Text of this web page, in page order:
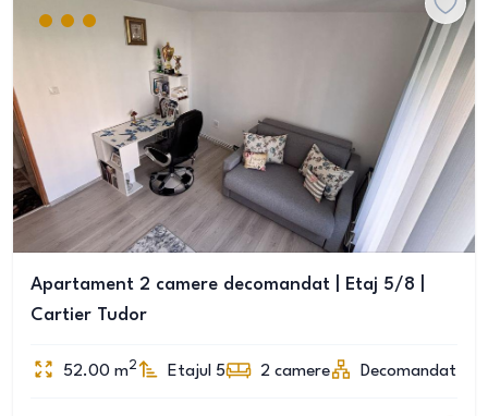
Apartament 2 camere decomandat | Etaj 5/8 |
Cartier Tudor
52.00 m2 Etajul 5 2 camere Decomandat